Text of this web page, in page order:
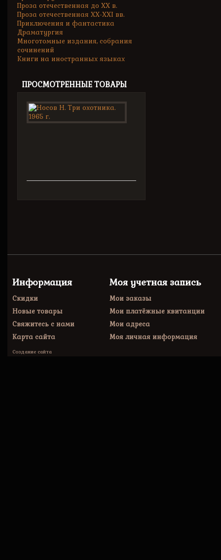
Проза отечественная до XX в.
Проза отечественная XX-XXI вв.
Приключения и фантастика
Драматургия
Многотомные издания, собрания
сочинений
Книги на иностранных языках
ПРОСМОТРЕННЫЕ ТОВАРЫ
Информация
Скидки
Новые товары
Свяжитесь с нами
Карта сайта
Моя учетная запись
Мои заказы
Мои платёжные квитанции
Мои адреса
Моя личная информация
Создание сайта